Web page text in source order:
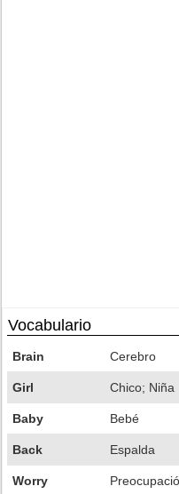
Vocabulario
Brain Cerebro
Girl Chico; Niña
Baby Bebé
Back Espalda
Worry